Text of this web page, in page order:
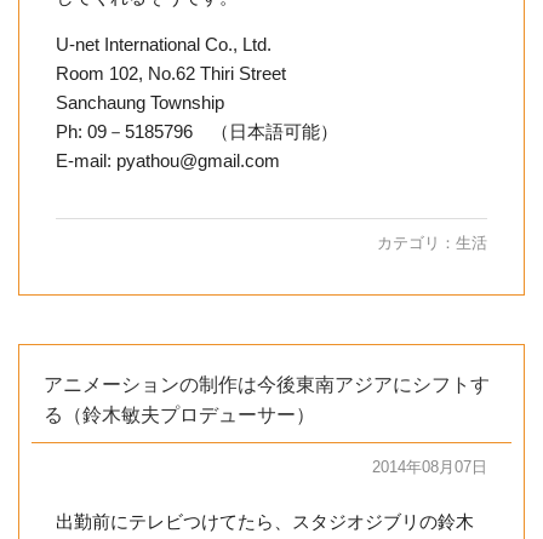
U-net International Co., Ltd.
Room 102, No.62 Thiri Street
Sanchaung Township
Ph: 09－5185796 （日本語可能）
E-mail: pyathou@gmail.com
カテゴリ： 生活
アニメーションの制作は今後東南アジアにシフトす
る（鈴木敏夫プロデューサー）
2014年08月07日
出勤前にテレビつけてたら、スタジオジブリの鈴木